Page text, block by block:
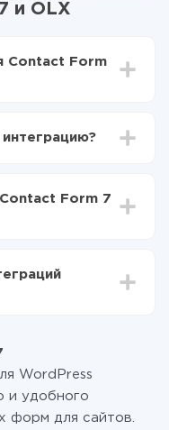
и OLX
Contact Form
из Contact
7 в OLX
до 30-минут. В
минут.
Form 7
количество
из одной
Подробнее
WordPress
и удобного
форм для сайтов.